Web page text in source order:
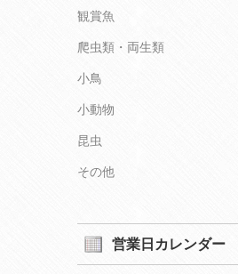
観賞魚
爬虫類・両生類
小鳥
小動物
昆虫
その他
営業日カレンダー